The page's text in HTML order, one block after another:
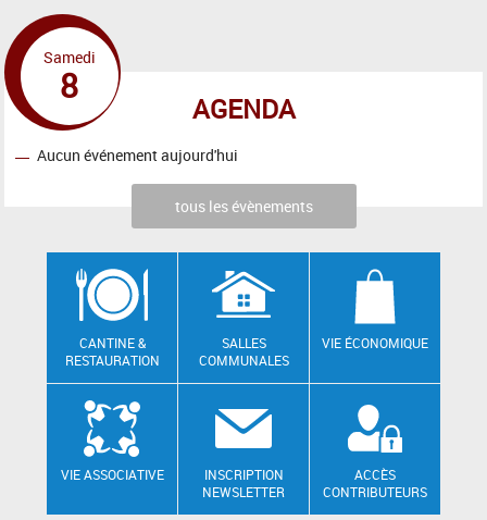
AGENDA
Samedi
8
Aucun événement aujourd'hui
tous les évènements
CANTINE &
RESTAURATION
SALLES
COMMUNALES
VIE ÉCONOMIQUE
VIE ASSOCIATIVE
INSCRIPTION
NEWSLETTER
ACCÈS
CONTRIBUTEURS